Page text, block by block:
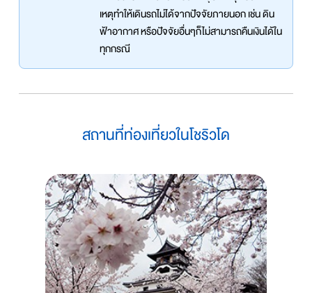
เหตุทำให้เดินรถไม่ได้จากปัจจัยภายนอก เช่น ดิน
ฟ้าอากาศ หรือปัจจัยอื่นๆก็ไม่สามารถคืนเงินได้ใน
ทุกกรณี
สถานที่ท่องเที่ยวในโชริวโด